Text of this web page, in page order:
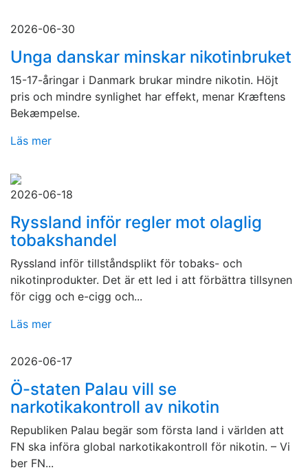
2026-06-30
Unga danskar minskar nikotinbruket
15-17-åringar i Danmark brukar mindre nikotin. Höjt
pris och mindre synlighet har effekt, menar Kræftens
Bekæmpelse.
Läs mer
2026-06-18
Ryssland inför regler mot olaglig
tobakshandel
Ryssland inför tillståndsplikt för tobaks- och
nikotinprodukter. Det är ett led i att förbättra tillsynen
för cigg och e-cigg och...
Läs mer
2026-06-17
Ö-staten Palau vill se
narkotikakontroll av nikotin
Republiken Palau begär som första land i världen att
FN ska införa global narkotikakontroll för nikotin. – Vi
ber FN...